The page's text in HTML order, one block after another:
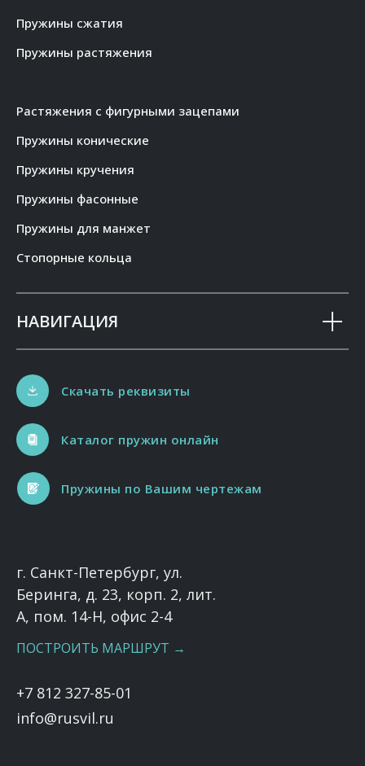
Пружины сжатия
Пружины растяжения
Растяжения с фигурными зацепами
Пружины конические
Пружины кручения
Пружины фасонные
Пружины для манжет
Стопорные кольца
НАВИГАЦИЯ
Каталог пружин онлайн
Пружины по Вашим чертежам
Скачать реквизиты
г. Санкт-Петербург, ул.
Беринга, д. 23, корп. 2, лит.
А, пом. 14-Н, офис 2-4
ПОСТРОИТЬ МАРШРУТ →
+7 812 327-85-01
info@rusvil.ru